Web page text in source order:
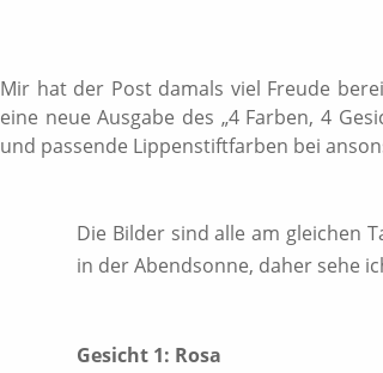
Mir hat der Post damals viel Freude
eine neue Ausgabe des „4 Farben, 4
und passende Lippenstiftfarben bei
Die Bilder sind alle am gleichen
in der Abendsonne, daher sehe
Gesicht 1: Rosa